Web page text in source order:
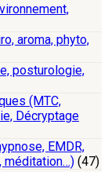
aroma, phyto,
posturologie,
(MTC,
Décryptage
EMDR,
méditation…) (47)